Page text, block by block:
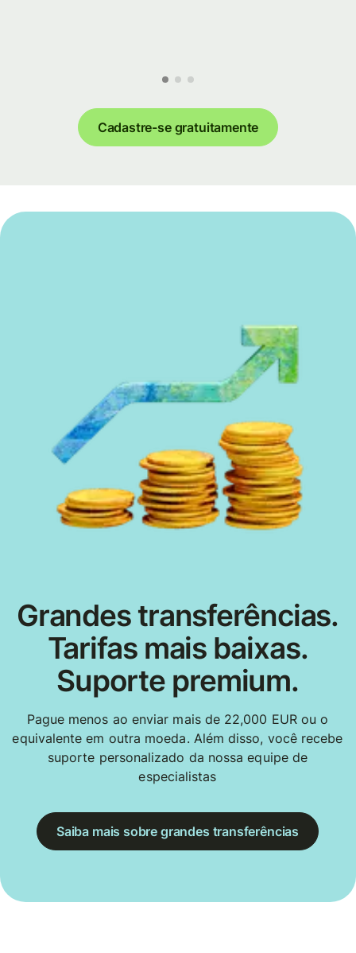
Cadastre-se gratuitamente
Grandes transferências.
Tarifas mais baixas.
Suporte premium.
Pague menos ao enviar mais de 22,000 EUR ou o
equivalente em outra moeda. Além disso, você recebe
suporte personalizado da nossa equipe de
especialistas
Saiba mais sobre grandes transferências